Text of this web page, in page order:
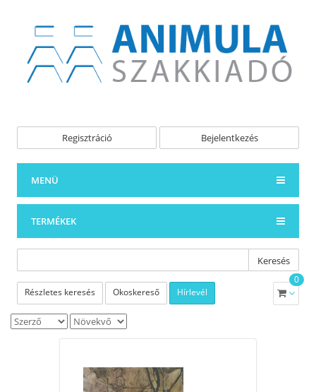
Regisztráció Bejelentkezés
MENÜ
TERMÉKEK
Keresés
Részletes keresés Okoskereső Hírlevél
0